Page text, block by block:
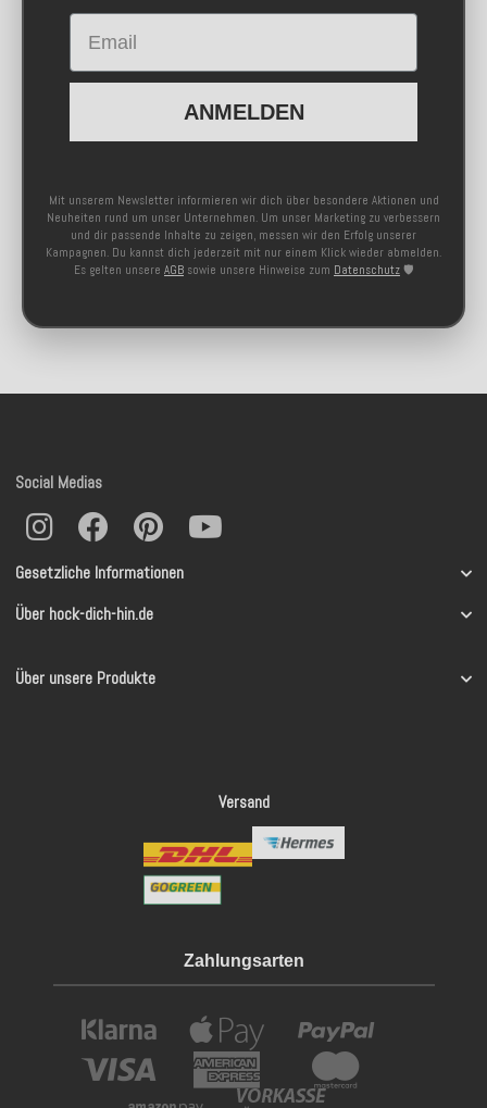
Email
ANMELDEN
Mit unserem Newsletter informieren wir dich über besondere Aktionen und
Neuheiten rund um unser Unternehmen. Um unser Marketing zu verbessern
und dir passende Inhalte zu zeigen, messen wir den Erfolg unserer
Kampagnen. Du kannst dich jederzeit mit nur einem Klick wieder abmelden.
Es gelten unsere AGB sowie unsere Hinweise zum Datenschutz 🛡️
Gesetzliche Informationen
Über hock-dich-hin.de
Über unsere Produkte
Social Medias
Versand
Zahlungsarten